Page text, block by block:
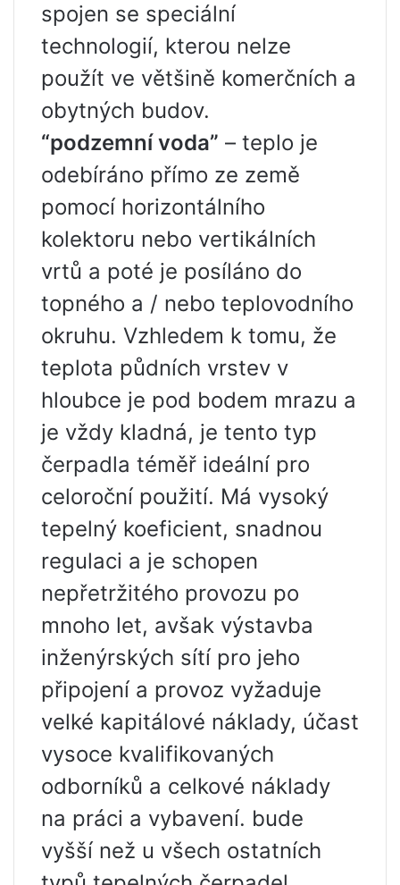
spojen se speciální
technologií, kterou nelze
použít ve většině komerčních a
obytných budov.
“podzemní voda” – teplo je
odebíráno přímo ze země
pomocí horizontálního
kolektoru nebo vertikálních
vrtů a poté je posíláno do
topného a / nebo teplovodního
okruhu. Vzhledem k tomu, že
teplota půdních vrstev v
hloubce je pod bodem mrazu a
je vždy kladná, je tento typ
čerpadla téměř ideální pro
celoroční použití. Má vysoký
tepelný koeficient, snadnou
regulaci a je schopen
nepřetržitého provozu po
mnoho let, avšak výstavba
inženýrských sítí pro jeho
připojení a provoz vyžaduje
velké kapitálové náklady, účast
vysoce kvalifikovaných
odborníků a celkové náklady
na práci a vybavení. bude
vyšší než u všech ostatních